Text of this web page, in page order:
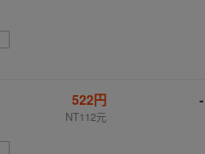
522円
NT112元
-